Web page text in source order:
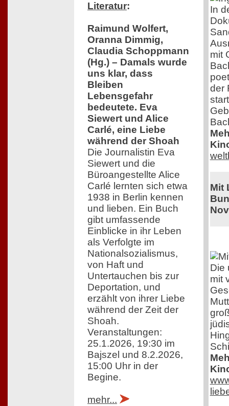
Literatur:
Raimund Wolfert,
Oranna Dimmig,
Claudia Schoppmann
(Hg.) – Damals wurde
uns klar, dass
Bleiben
Lebensgefahr
bedeutete. Eva
Siewert und Alice
Carlé, eine Liebe
während der Shoah
Die Journalistin Eva
Siewert und die
Büroangestellte Alice
Carlé lernten sich etwa
1938 in Berlin kennen
und lieben. Ein Buch
gibt umfassende
Einblicke in ihr Leben
als Verfolgte im
Nationalsozialismus,
von Haft und
Untertauchen bis zur
Deportation, und
erzählt von ihrer Liebe
während der Zeit der
Shoah.
Veranstaltungen:
25.1.2026, 19:30 im
Bajszel und 8.2.2026,
15:00 Uhr in der
Begine.
mehr...
In
mit
der
Mit
Die
mit